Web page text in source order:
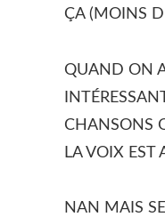
ÇA (MOINS
QUAND ON
CHANSONS
LA VOIX EST
NAN MAIS